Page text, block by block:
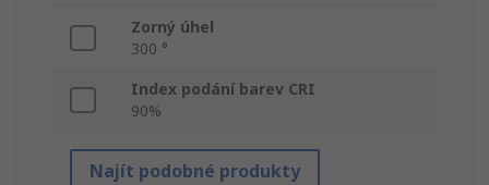
Zorný úhel
300 °
Index podání barev CRI
90%
Najít podobné produkty